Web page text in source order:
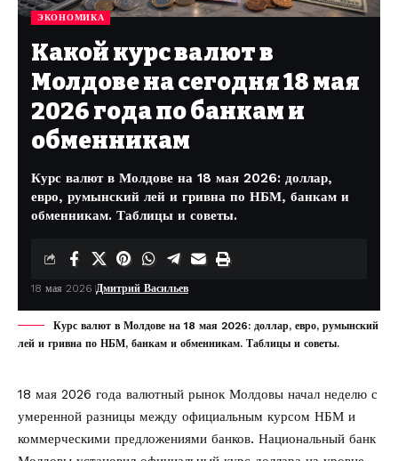
ЭКОНОМИКА
Какой курс валют в
Молдове на сегодня 18 мая
2026 года по банкам и
обменникам
Курс валют в Молдове на 18 мая 2026: доллар,
евро, румынский лей и гривна по НБМ, банкам и
обменникам. Таблицы и советы.
18 мая 2026 Дмитрий Васильев
Курс валют в Молдове на 18 мая 2026: доллар, евро, румынский
лей и гривна по НБМ, банкам и обменникам. Таблицы и советы.
18 мая 2026 года валютный рынок Молдовы начал неделю с
умеренной разницы между официальным курсом НБМ и
коммерческими предложениями банков. Национальный банк